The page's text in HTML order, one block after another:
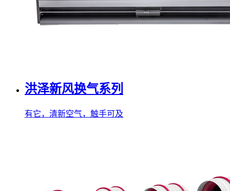
洪泽新风换气系列
有它，清新空气，触手可及